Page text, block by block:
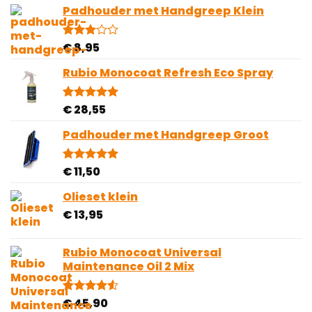
Padhouder met Handgreep Klein
Gewaardeerd
3.00
op 5
gebaseerd
op
1
€8,95
Rubio Monocoat Refresh Eco Spray
Gewaardeerd
gebaseerd
op
4
klantbeoordelingen
€28,55
Padhouder met Handgreep Groot
Gewaardeerd
gebaseerd
op
1
klantbeoordeling
€11,50
Olieset klein
€13,95
Rubio Monocoat Universal
Maintenance Oil 2 Mix
Gewaardeerd
2
€45,90